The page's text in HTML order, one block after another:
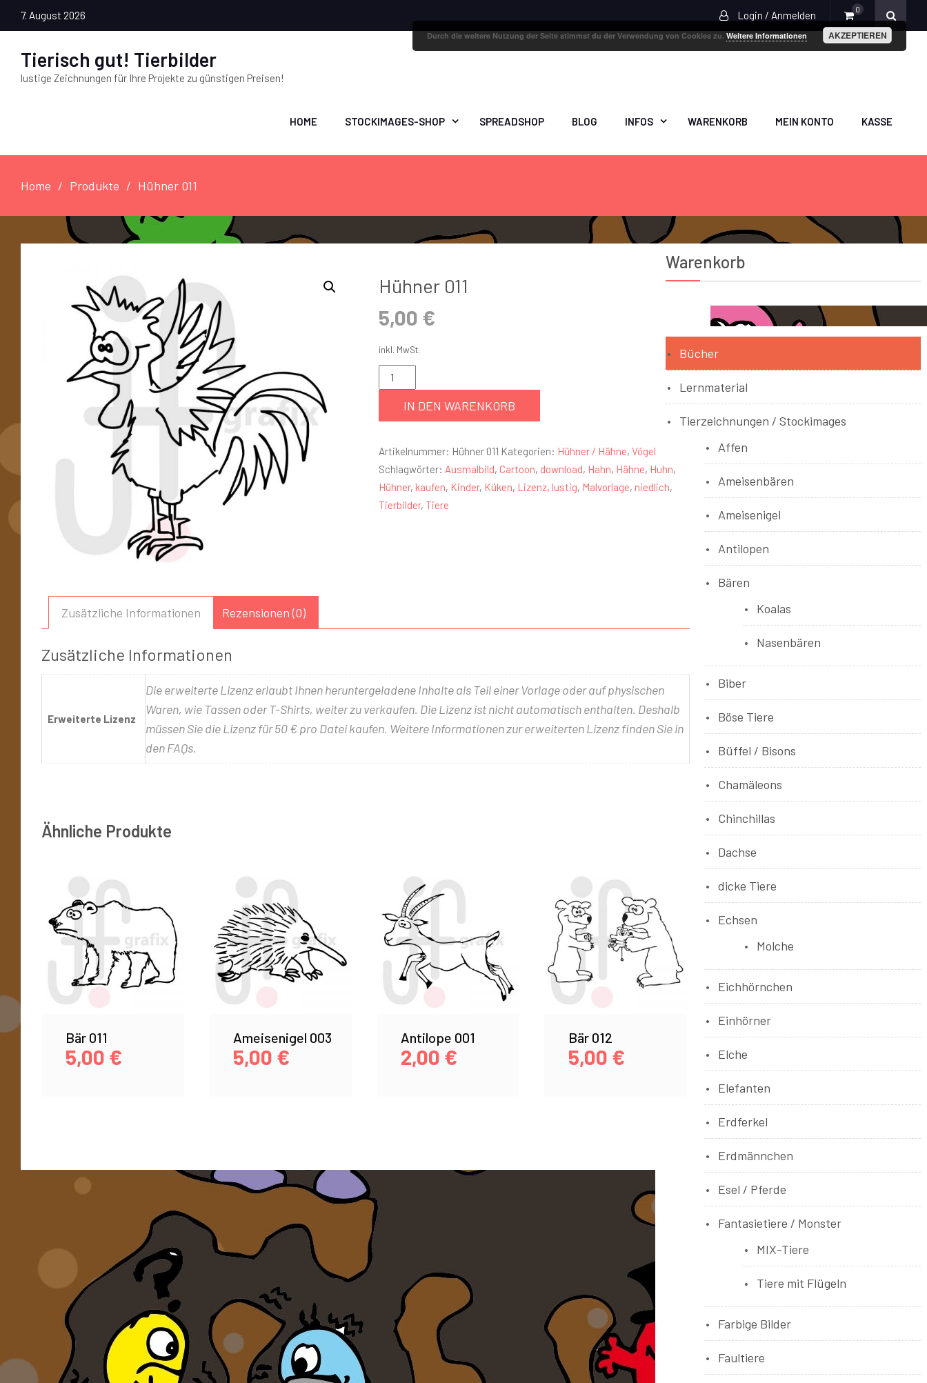
7. August 2026 Login / Anmelden 0
Tierisch gut! Tierbilder
lustige Zeichnungen für Ihre Projekte zu günstigen Preisen!
HOME STOCKIMAGES-SHOP SPREADSHOP BLOG INFOS WARENKORB MEIN KONTO KASSE
Home Produkte Hühner 011
Hühner 011
5,00 €
inkl. MwSt.
IN DEN WARENKORB
Artikelnummer: Hühner 011 Kategorien: Hühner / Hähne, Vögel
Schlagwörter: Ausmalbild, Cartoon, download, Hahn, Hähne, Huhn,
Hühner, kaufen, Kinder, Küken, Lizenz, lustig, Malvorlage, niedlich,
Tierbilder, Tiere
Zusätzliche Informationen Rezensionen (0)
Zusätzliche Informationen
Erweiterte Lizenz
Die erweiterte Lizenz erlaubt Ihnen heruntergeladene Inhalte als Teil einer Vorlage oder auf physischen
Waren, wie Tassen oder T-Shirts, weiter zu verkaufen. Die Lizenz ist nicht automatisch enthalten. Deshalb
müssen Sie die Lizenz für 50 € pro Datei kaufen. Weitere Informationen zur erweiterten Lizenz finden Sie in
den FAQs.
Ähnliche Produkte
Bär 011
5,00 €
Ameisenigel 003
5,00 €
Antilope 001
2,00 €
Bär 012
5,00 €
Warenkorb
Bücher
Lernmaterial
Tierzeichnungen / Stockimages
Affen
Ameisenbären
Ameisenigel
Antilopen
Bären
Koalas
Nasenbären
Biber
Böse Tiere
Büffel / Bisons
Chamäleons
Chinchillas
Dachse
dicke Tiere
Echsen
Molche
Eichhörnchen
Einhörner
Elche
Elefanten
Erdferkel
Erdmännchen
Esel / Pferde
Fantasietiere / Monster
MIX-Tiere
Tiere mit Flügeln
Farbige Bilder
Faultiere
Durch die weitere Nutzung der Seite stimmst du der Verwendung von Cookies zu. Weitere Informationen AKZEPTIEREN